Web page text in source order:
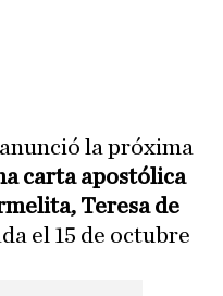
la próxima
carta apostólica
Teresa de
el 15 de octubre